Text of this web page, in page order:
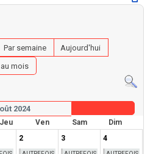
Par semaine
Aujourd'hui
mois
2024
Jeu Ven Sam
Dim
2 3 4